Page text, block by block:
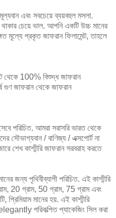
এবং সবচেয়ে ব্যয়বহুল মসলা.
চেয়ে ভাল. আপনি একটি উচ্চ মানের
মূল্যে প্রকৃত জাফরান ফিলামেন্ট, তাহলে
থেকে 100% বিশুদ্ধ জাফরান
গুণ জাফরান থেকে জাফরান
পরিচিত. আমরা সরাসরি ভারত থেকে
সৌভাগ্যবান / বাণিজ্য / এক্সপোর্ট না
শেখ কাশ্মীরি জাফরান সরবরাহ করতে
জন্য পৃথিবীব্যাপী পরিচিত. এই কাশ্মীরি
20 গ্রাম, 50 গ্রাম, 75 গ্রাম এবং
মানের হয়. এই কাশ্মীরি
পরিকল্পিত প্যাকেজিং সিল করা